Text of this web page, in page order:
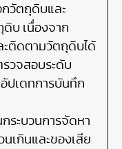
กวัตถุดิบและ
บ เนื่องจาก
ติดตามวัตถุดิบได้
รวจสอบระดับ
ปเดทการบันทึก
ระบวนการจัดหา
เกินและของเสีย